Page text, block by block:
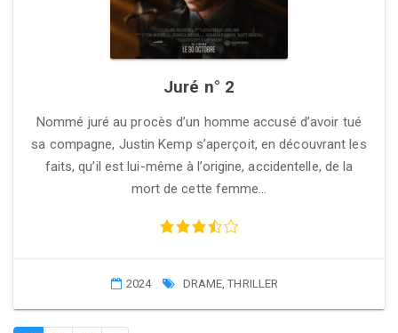
Juré n° 2
Nommé juré au procès d’un homme accusé d’avoir tué
sa compagne, Justin Kemp s’aperçoit, en découvrant les
faits, qu’il est lui-même à l’origine, accidentelle, de la
mort de cette femme…
2024 DRAME,THRILLER